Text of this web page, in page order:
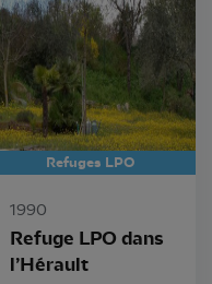
Refuges LPO
1990
Refuge LPO dans
l’Hérault